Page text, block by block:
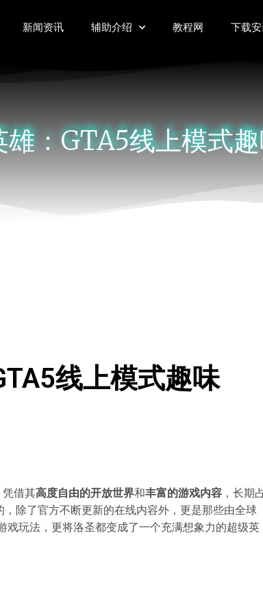
新闻资讯 辅助介绍 教程网 下载
：GTA5线上模式
线上模式趣味
凭借其高度自由的开放世界和丰富的游戏内容 ，长期
除了官方不断更新的在线内容外，更是那些由全球
戏玩法，更将洛圣都变成了一个充满想象力的超级英